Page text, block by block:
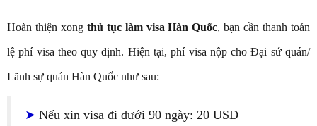
Hoàn thiện xong thủ tục làm visa Hàn Quốc, bạn cần thanh toán
lệ phí visa theo quy định. Hiện tại, phí visa nộp cho Đại sứ quán/
Lãnh sự quán Hàn Quốc như sau:
➤ Nếu xin visa đi dưới 90 ngày: 20 USD